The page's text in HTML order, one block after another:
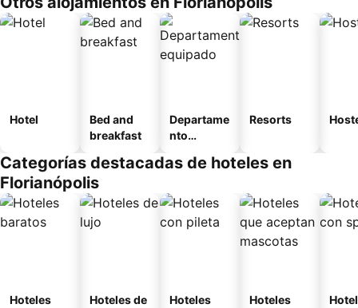
Hotel
Bed and
breakfast
Departame
nto
Resorts
Categorías destacadas de hoteles en
Florianópolis
Hoteles
Hoteles de
Hoteles
Hoteles